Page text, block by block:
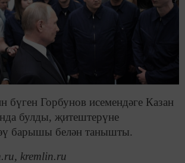
бүген Горбунов исемендәге Казан
булды, җитештерүне
барышы белән танышты.
kremlin.ru